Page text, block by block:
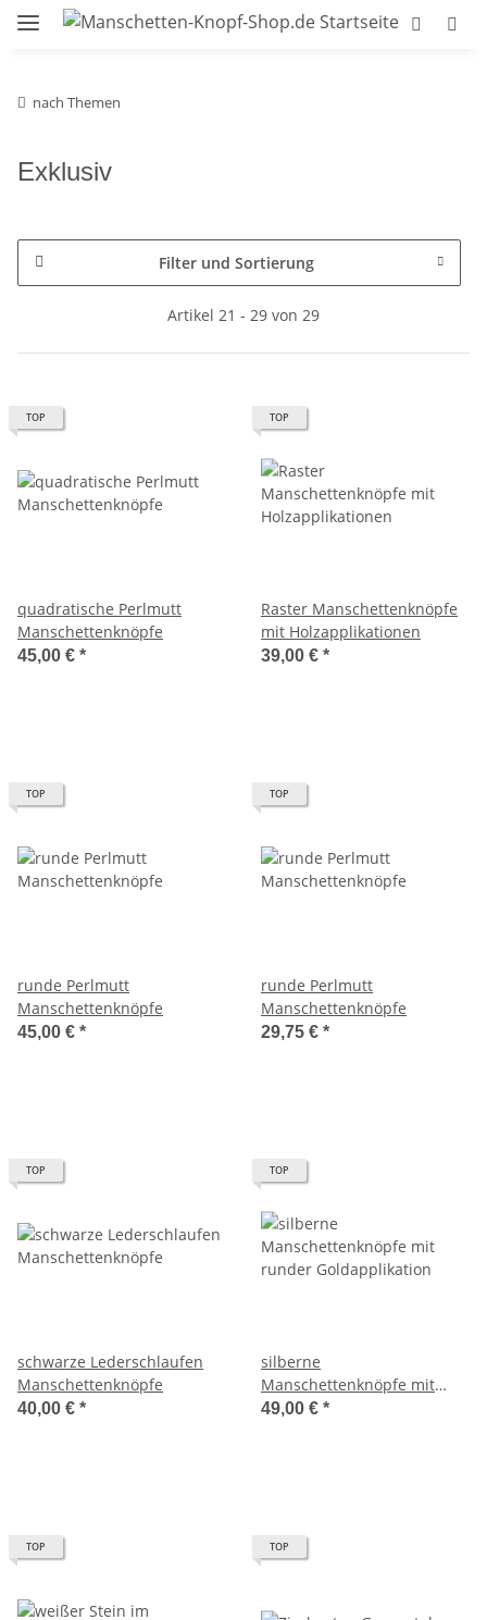
nach Themen
Exklusiv
Filter und Sortierung
Artikel 21 - 29 von 29
TOP
quadratische Perlmutt
Manschettenknöpfe
45,00 € *
TOP
Raster Manschettenknöpfe
mit Holzapplikationen
39,00 € *
TOP
runde Perlmutt
Manschettenknöpfe
45,00 € *
TOP
runde Perlmutt
Manschettenknöpfe
29,75 € *
TOP
schwarze Lederschlaufen
Manschettenknöpfe
40,00 € *
TOP
silberne
Manschettenknöpfe mit
runder Goldapplikation
49,00 € *
TOP TOP